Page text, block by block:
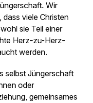
Wir
viele Christen
sie Teil einer
Herz-zu-Herz-
werden.
selbst Jüngerschaft
oder
gemeinsames